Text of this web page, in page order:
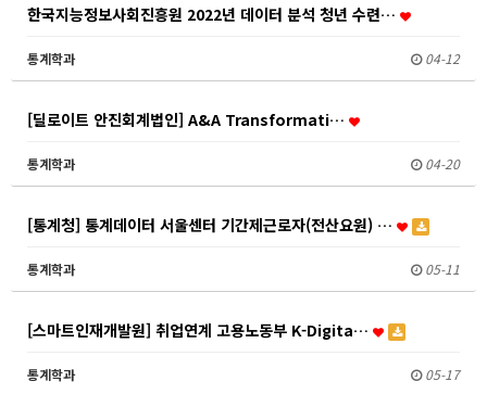
한국지능정보사회진흥원 2022년 데이터 분석 청년 수련…
통계학과 04-12
[딜로이트 안진회계법인] A&A Transformati…
통계학과 04-20
[통계청] 통계데이터 서울센터 기간제근로자(전산요원) …
통계학과 05-11
[스마트인재개발원] 취업연계 고용노동부 K-Digita…
통계학과 05-17